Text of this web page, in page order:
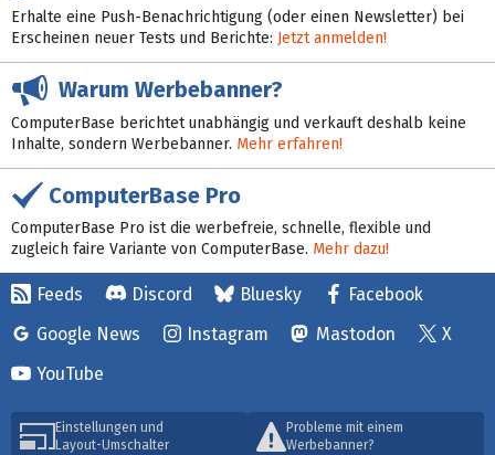
Erhalte eine Push-Benachrichtigung (oder einen Newsletter) bei
Erscheinen neuer Tests und Berichte: Jetzt anmelden!
Warum Werbebanner?
ComputerBase berichtet unabhängig und verkauft deshalb keine
Inhalte, sondern Werbebanner. Mehr erfahren!
ComputerBase Pro
ComputerBase Pro ist die werbefreie, schnelle, flexible und
zugleich faire Variante von ComputerBase. Mehr dazu!
Feeds Discord Bluesky
Facebook
Google News
Instagram Mastodon
X
YouTube
Einstellungen und
Layout-Umschalter
Probleme mit einem
Werbebanner?